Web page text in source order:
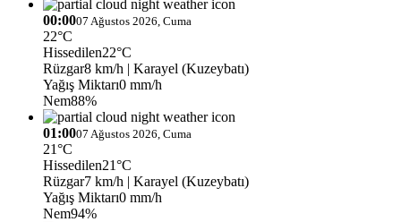
00:0007 Ağustos 2026, Cuma
22°C
Hissedilen22°C
Rüzgar8 km/h | Karayel (Kuzeybatı)
Yağış Miktarı0 mm/h
Nem88%
01:0007 Ağustos 2026, Cuma
21°C
Hissedilen21°C
Rüzgar7 km/h | Karayel (Kuzeybatı)
Yağış Miktarı0 mm/h
Nem94%